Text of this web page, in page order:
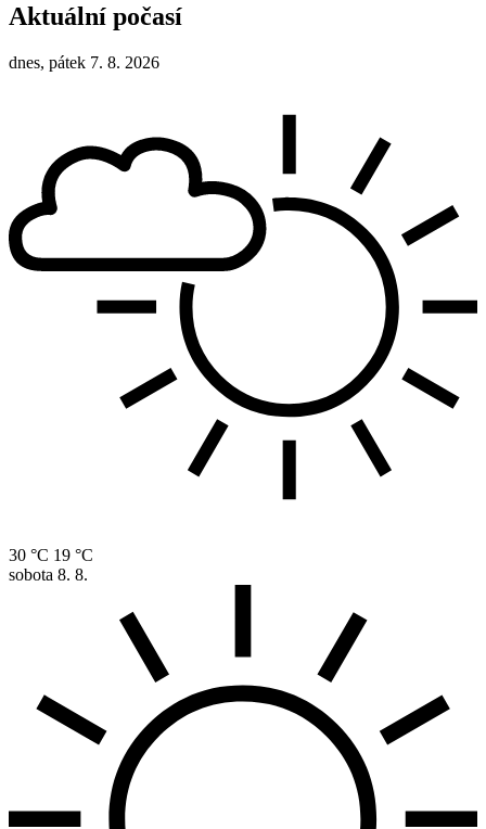
Aktuální počasí
dnes, pátek 7. 8. 2026
30 °C 19 °C
sobota 8. 8.